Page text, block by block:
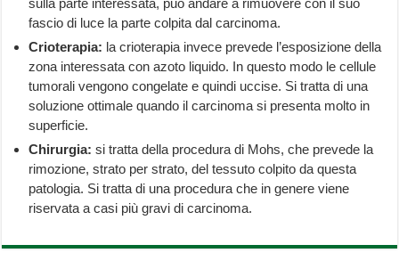
sulla parte interessata, può andare a rimuovere con il suo
fascio di luce la parte colpita dal carcinoma.
Crioterapia: la crioterapia invece prevede l’esposizione della
zona interessata con azoto liquido. In questo modo le cellule
tumorali vengono congelate e quindi uccise. Si tratta di una
soluzione ottimale quando il carcinoma si presenta molto in
superficie.
Chirurgia: si tratta della procedura di Mohs, che prevede la
rimozione, strato per strato, del tessuto colpito da questa
patologia. Si tratta di una procedura che in genere viene
riservata a casi più gravi di carcinoma.